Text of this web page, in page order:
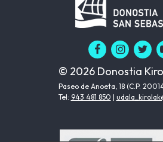
© 2026 Donostia
Paseo de Anoeta, 18 (C.P.
Tel: 943 481 850 |